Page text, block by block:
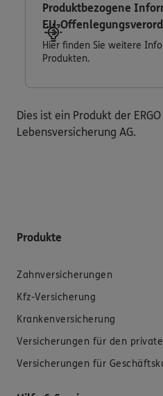
Produktbezogene
EU-
Hier finden Sie weitere
Produkten.
Dies ist ein Produkt der
Lebensversicherung AG.
Produkte
Zahnversicherungen
Kfz-Versicherung
Krankenversicherung
Versicherungen für den
Versicherungen für